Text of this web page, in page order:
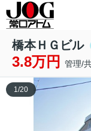
橋本ＨＧビル
3.8万円 管理/
1/20